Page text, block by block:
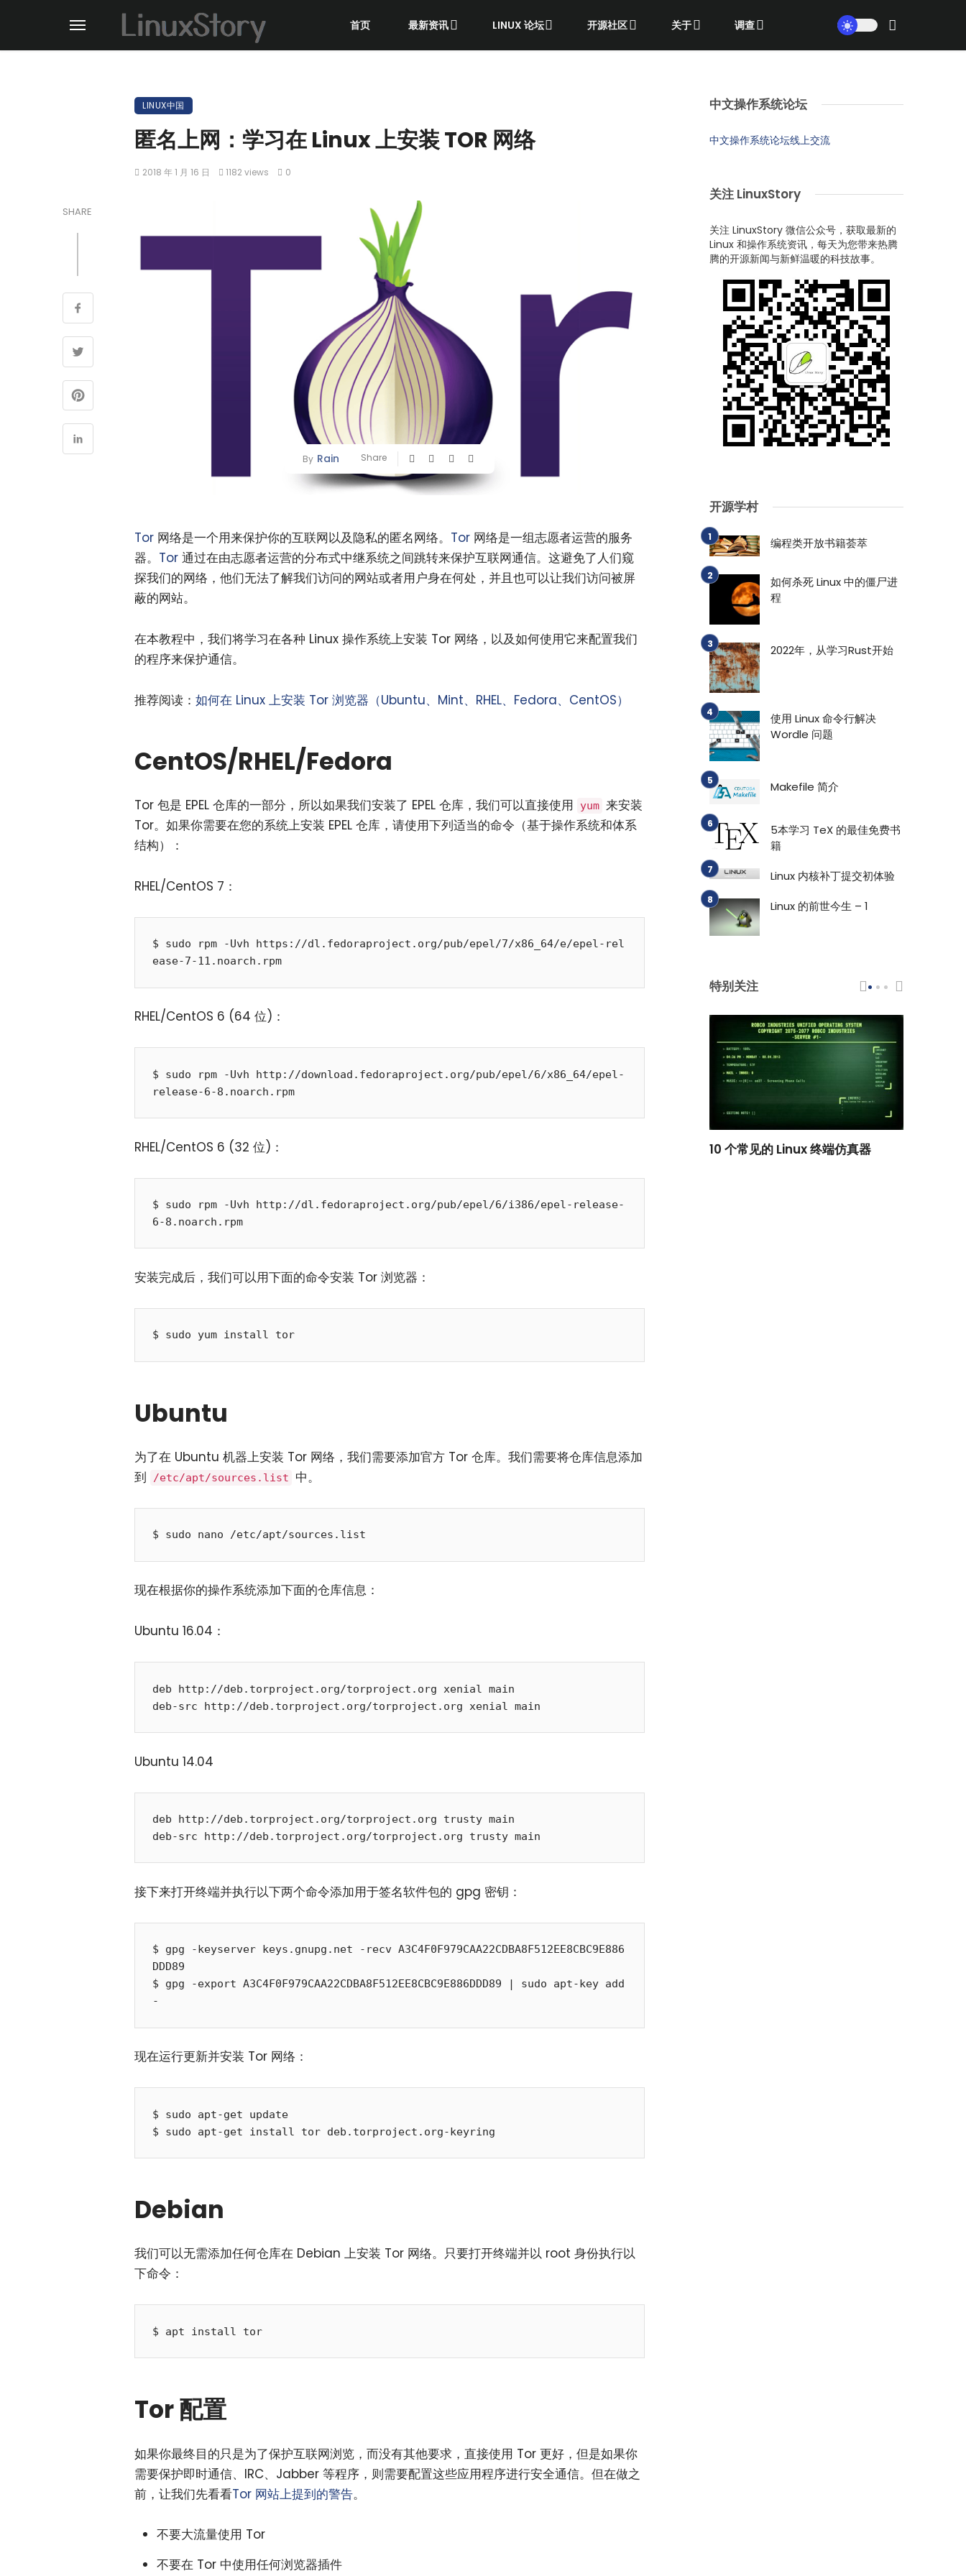
首页 最新资讯 LINUX 论坛 开源社区 关于 调查
LINUX中国
匿名上网：学习在 Linux 上安装 TOR 网络
2018 年 1 月 16 日 1182 views 0
SHARE
By Rain Share
Tor 网络是一个用来保护你的互联网以及隐私的匿名网络。 Tor 网络是一组志愿者运营的服务
器。 Tor 通过在由志愿者运营的分布式中继系统之间跳转来保护互联网通信。这避免了人们窥
探我们的网络，他们无法了解我们访问的网站或者用户身在何处，并且也可以让我们访问被屏
蔽的网站。
在本教程中，我们将学习在各种 Linux 操作系统上安装 Tor 网络，以及如何使用它来配置我们
的程序来保护通信。
推荐阅读： 如何在 Linux 上安装 Tor 浏览器（Ubuntu、Mint、RHEL、Fedora、CentOS）
CentOS/RHEL/Fedora
Tor 包是 EPEL 仓库的一部分，所以如果我们安装了 EPEL 仓库，我们可以直接使用 yum 来安装
Tor。如果你需要在您的系统上安装 EPEL 仓库，请使用下列适当的命令（基于操作系统和体系
结构）：
RHEL/CentOS 7：
$ sudo rpm -Uvh https://dl.fedoraproject.org/pub/epel/7/x86_64/e/epel-rel
RHEL/CentOS 6 (64 位)：
$ sudo rpm -Uvh http://download.fedoraproject.org/pub/epel/6/x86_64/epel-
RHEL/CentOS 6 (32 位)：
$ sudo rpm -Uvh http://dl.fedoraproject.org/pub/epel/6/i386/epel-release-
安装完成后，我们可以用下面的命令安装 Tor 浏览器：
Ubuntu
为了在 Ubuntu 机器上安装 Tor 网络，我们需要添加官方 Tor 仓库。我们需要将仓库信息添加
到
/etc/apt/sources.list 中。
现在根据你的操作系统添加下面的仓库信息：
Ubuntu 16.04：
deb http://deb.torproject.org/torproject.org xenial main
Ubuntu 14.04
deb http://deb.torproject.org/torproject.org trusty main
接下来打开终端并执行以下两个命令添加用于签名软件包的 gpg 密钥：
$ gpg -keyserver keys.gnupg.net -recv A3C4F0F979CAA22CDBA8F512EE8CBC9E886
DDD89
$ gpg -export A3C4F0F979CAA22CDBA8F512EE8CBC9E886DDD89 | sudo apt-key add
现在运行更新并安装 Tor 网络：
$ sudo apt-get update
Debian
我们可以无需添加任何仓库在 Debian 上安装 Tor 网络。只要打开终端并以 root 身份执行以
下命令：
Tor 配置
如果你最终目的只是为了保护互联网浏览，而没有其他要求，直接使用 Tor 更好，但是如果你
需要保护即时通信、IRC、Jabber 等程序，则需要配置这些应用程序进行安全通信。但在做之
前，让我们先看看Tor 网站上提到的警告。
不要大流量使用 Tor
不要在 Tor 中使用任何浏览器插件
中文操作系统论坛
中文操作系统论坛线上交流
关注 LinuxStory
关注 LinuxStory 微信公众号，获取最新的
Linux 和操作系统资讯，每天为您带来热腾
腾的开源新闻与新鲜温暖的科技故事。
开源学村
编程类开放书籍荟萃
如何杀死 Linux 中的僵尸进
程
2022年，从学习Rust开始
使用 Linux 命令行解决
Wordle 问题
Makefile 简介
5本学习 TeX 的最佳免费书
籍
Linux 内核补丁提交初体验
Linux 的前世今生 – 1
特别关注
10 个常见的 Linux 终端仿真器